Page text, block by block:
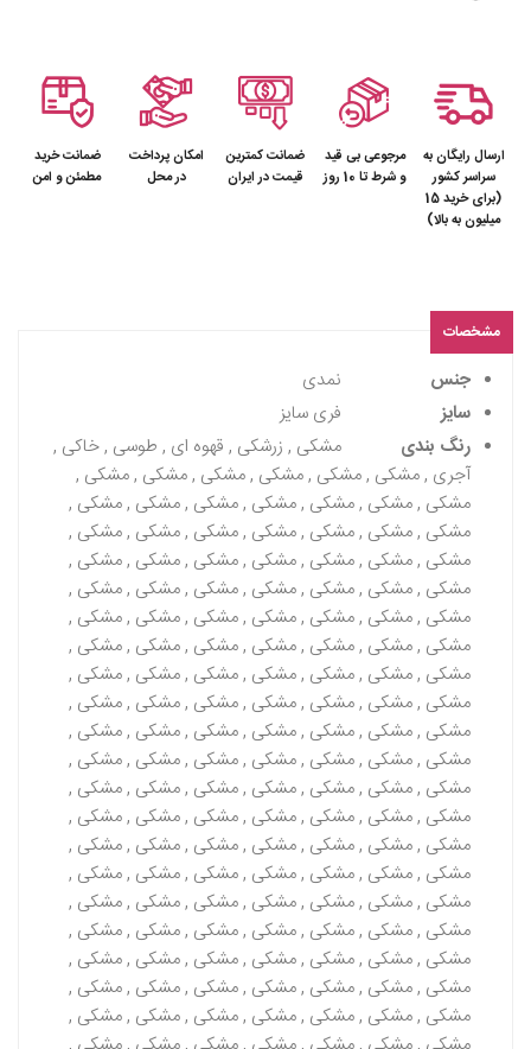
ارسال رایگان به
سراسر کشور
(برای خرید 15
میلیون به بالا)
مرجوعی بی قید
و شرط تا 10 روز
ضمانت کمترین
قیمت در ایران
امکان پرداخت
در محل
ضمانت خرید
مطمئن و امن
مشخصات
جنس
نمدی
سایز
فری سایز
رنگ بندی
مشکی , زرشکی , قهوه ای , طوسی , خاکی ,
آجری , مشکی , مشکی , مشکی , مشکی , مشکی , مشکی ,
مشکی , مشکی , مشکی , مشکی , مشکی , مشکی , مشکی ,
مشکی , مشکی , مشکی , مشکی , مشکی , مشکی , مشکی ,
مشکی , مشکی , مشکی , مشکی , مشکی , مشکی , مشکی ,
مشکی , مشکی , مشکی , مشکی , مشکی , مشکی , مشکی ,
مشکی , مشکی , مشکی , مشکی , مشکی , مشکی , مشکی ,
مشکی , مشکی , مشکی , مشکی , مشکی , مشکی , مشکی ,
مشکی , مشکی , مشکی , مشکی , مشکی , مشکی , مشکی ,
مشکی , مشکی , مشکی , مشکی , مشکی , مشکی , مشکی ,
مشکی , مشکی , مشکی , مشکی , مشکی , مشکی , مشکی ,
مشکی , مشکی , مشکی , مشکی , مشکی , مشکی , مشکی ,
مشکی , مشکی , مشکی , مشکی , مشکی , مشکی , مشکی ,
مشکی , مشکی , مشکی , مشکی , مشکی , مشکی , مشکی ,
مشکی , مشکی , مشکی , مشکی , مشکی , مشکی , مشکی ,
مشکی , مشکی , مشکی , مشکی , مشکی , مشکی , مشکی ,
مشکی , مشکی , مشکی , مشکی , مشکی , مشکی , مشکی ,
مشکی , مشکی , مشکی , مشکی , مشکی , مشکی , مشکی ,
مشکی , مشکی , مشکی , مشکی , مشکی , مشکی , مشکی ,
مشکی , مشکی , مشکی , مشکی , مشکی , مشکی , مشکی ,
مشکی , مشکی , مشکی , مشکی , مشکی , مشکی , مشکی ,